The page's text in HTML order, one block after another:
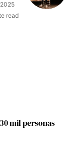
read
mil personas